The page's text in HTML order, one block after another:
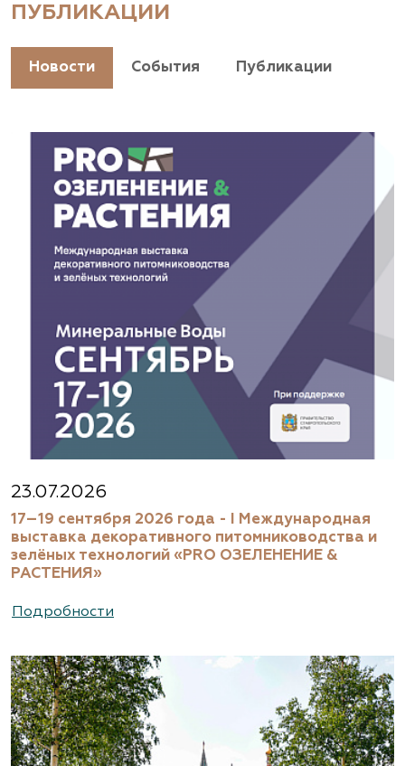
ПУБЛИКАЦИИ
Новости События Публикации
23.07.2026
17–19 сентября 2026 года - I Международная
выставка декоративного питомниководства и
зелёных технологий «PRO ОЗЕЛЕНЕНИЕ &
РАСТЕНИЯ»
Подробности